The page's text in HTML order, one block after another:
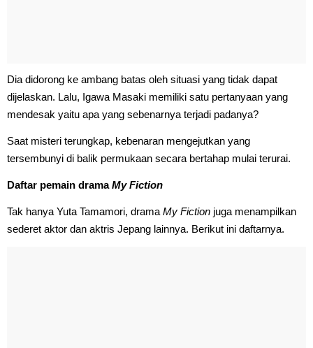
Dia didorong ke ambang batas oleh situasi yang tidak dapat
dijelaskan. Lalu, Igawa Masaki memiliki satu pertanyaan yang
mendesak yaitu apa yang sebenarnya terjadi padanya?
Saat misteri terungkap, kebenaran mengejutkan yang
tersembunyi di balik permukaan secara bertahap mulai terurai.
Daftar pemain dramaMy Fiction
Tak hanya Yuta Tamamori, drama My Fiction juga menampilkan
sederet aktor dan aktris Jepang lainnya. Berikut ini daftarnya.